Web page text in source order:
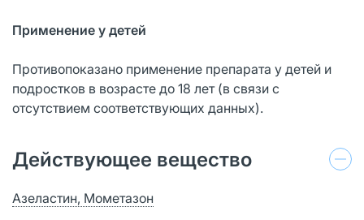
Применение у детей
Противопоказано применение препарата у детей и
подростков в возрасте до 18 лет (в связи с
отсутствием соответствующих данных).
Действующее вещество
Азеластин, Мометазон